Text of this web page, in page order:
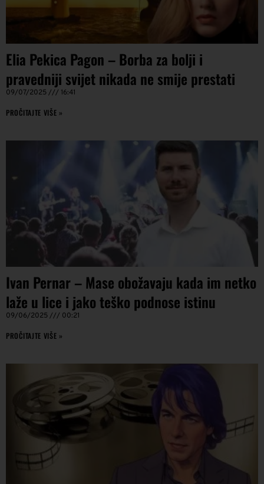
Elia Pekica Pagon – Borba za bolji i
pravedniji svijet nikada ne smije prestati
09/07/2025 16:41
PROČITAJTE VIŠE »
Ivan Pernar – Mase obožavaju kada im netko
laže u lice i jako teško podnose istinu
09/06/2025 00:21
PROČITAJTE VIŠE »